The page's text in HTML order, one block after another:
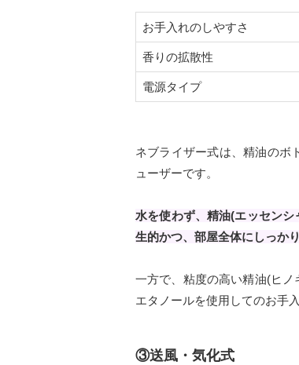
お手入れのしやすさ
香りの拡散性
電源タイプ
ネブライザー式は、精油のボ
ューザーです。
水を使わず、精油(エッセン
生的かつ、部屋全体にしっか
一方で、粘度の高い精油(ヒ
エタノールを使用してのお手
③送風・気化式